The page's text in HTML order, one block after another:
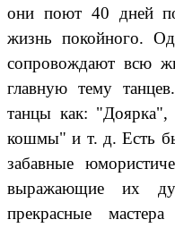
они поют 40 дней
жизнь покойного.
сопровождают всю
главную тему
танцы как:
кошмы" и т. д. Есть
забавные
выражающие их
прекрасные